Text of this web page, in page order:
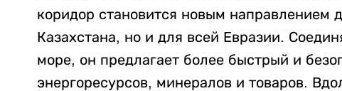
коридор становится новым направлением
Казахстана, но и для всей Евразии.
море, он предлагает более быстрый и
энергоресурсов, минералов и товаров.